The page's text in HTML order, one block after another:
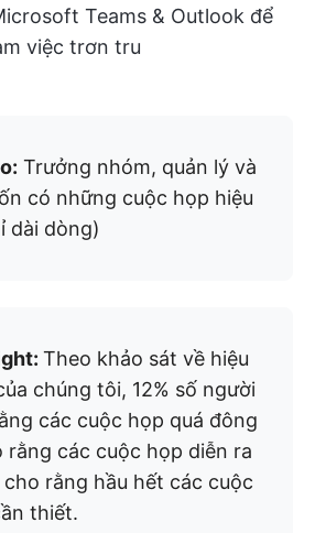
Teams & Outlook để
việc trơn tru
Trưởng nhóm, quản lý và
có những cuộc họp hiệu
dài dòng)
Theo khảo sát về hiệu
chúng tôi, 12% số người
các cuộc họp quá đông
rằng các cuộc họp diễn ra
cho rằng hầu hết các cuộc
thiết.